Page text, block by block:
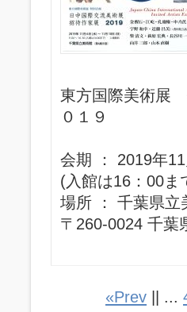
東方国際美術
０１９
会期 ： 2019年
(入館は16：00ま
場所 ： 千葉県立
〒260-0024 千葉
«Prev || ...